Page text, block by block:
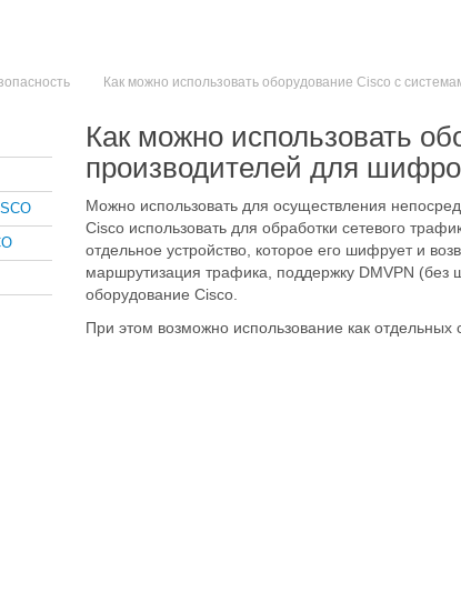
Как можно использовать оборудование Cisco с
Как можно использовать
производителей для
Можно использовать для осуществления
Cisco использовать для обработки сетевого
отдельное устройство, которое его шифрует и
маршрутизация трафика, поддержку DMVPN (без
оборудование Cisco.
При этом возможно использование как